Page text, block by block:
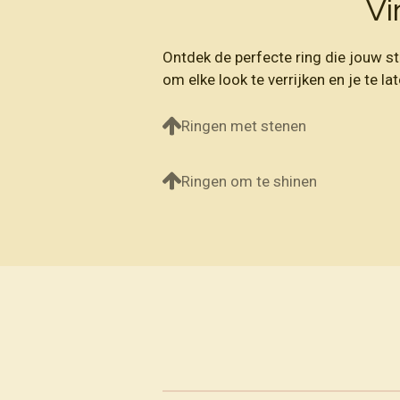
Ontdek de perfecte ring die jouw
om elke look te verrijken en je te
Ringen met stenen
Ringen om te shinen